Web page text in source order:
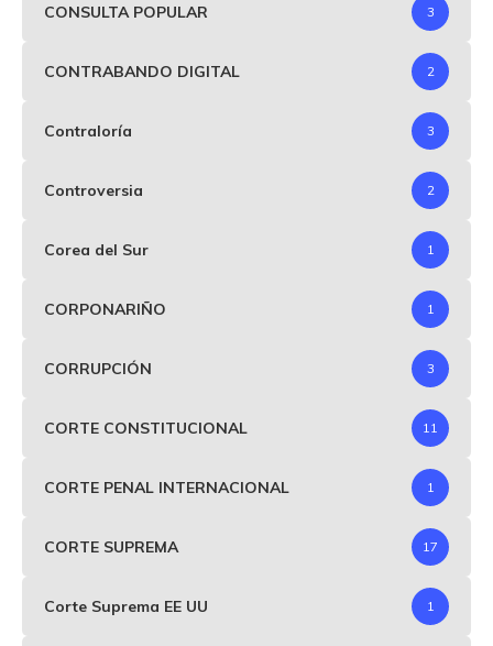
CONSULTA POPULAR 3
CONTRABANDO DIGITAL 2
Contraloría 3
Controversia 2
Corea del Sur 1
CORPONARIÑO 1
CORRUPCIÓN 3
CORTE CONSTITUCIONAL 11
CORTE PENAL INTERNACIONAL 1
CORTE SUPREMA 17
Corte Suprema EE UU 1